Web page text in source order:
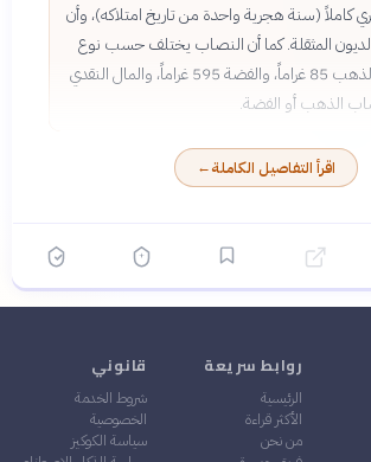
كاملاً (سنة هجرية واحدة من تاريخ امتلاكه)، وأن
المثقلة. كما أن النصاب يختلف حسب نوع
المال: فنصاب الذهب 85 غراماً، والفضة 595 غراماً، والمال النقدي
الذهب أو الفضة.
اقرأ التفاصيل الكاملة←
روابط سريعة
الرئيسية
الأكثر قراءة
من نحن
قانوني
شروط الخدمة
الخصوصية
سياسة الكوكيز